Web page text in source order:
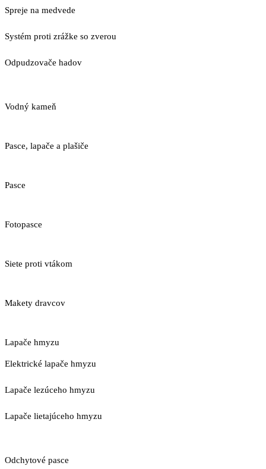
Spreje na medvede
Systém proti zrážke so zverou
Odpudzovače hadov
Vodný kameň
Pasce, lapače a plašiče
Pasce
Fotopasce
Siete proti vtákom
Makety dravcov
Lapače hmyzu
Elektrické lapače hmyzu
Lapače lezúceho hmyzu
Lapače lietajúceho hmyzu
Odchytové pasce